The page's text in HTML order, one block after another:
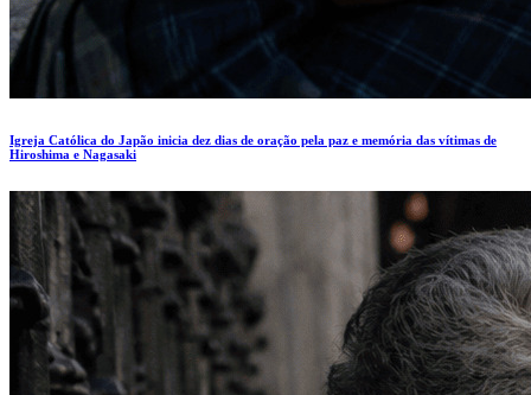
Igreja Católica do Japão inicia dez dias de oração pela paz e memória das vítimas de
Hiroshima e Nagasaki